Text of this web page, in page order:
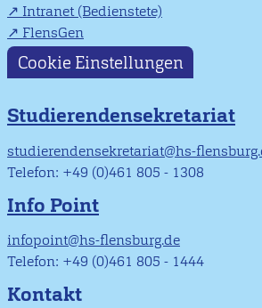
Intranet (Bedienstete)
FlensGen
Cookie Einstellungen
Studierendensekretariat
studierendensekretariat@hs-
Telefon: +49 (0)461 805 - 1308
Info Point
infopoint@hs-flensburg.de
Telefon: +49 (0)461 805 - 1444
Kontakt